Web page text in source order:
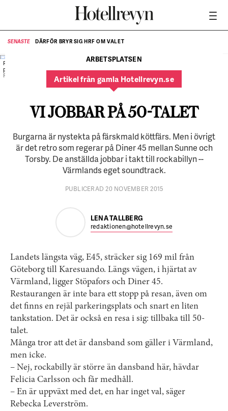
SENASTE DÄRFÖR BRYR SIG HRF OM VALET
Frida Löfgren gör sitt första arbetspass
på Diner 45.
FOTO:
ARBETSPLATSEN
Artikel från gamla Hotellrevyn.se
VI JOBBAR PÅ 50-TALET
Burgarna är nystekta på färskmald köttfärs. Men i övrigt
är det retro som regerar på Diner 45 mellan Sunne och
Torsby. De anställda jobbar i takt till rockabillyn --
Värmlands eget soundtrack.
PUBLICERAD 20 NOVEMBER 2015
LENA TALLBERG
redaktionen@hotellrevyn.se
Landets längsta väg, E45, sträcker sig 169 mil från
Göteborg till ­Karesuando. Längs vägen, i hjärtat av
Värmland, ligger Stöpafors och Diner 45.
Restaurangen är inte bara ett stopp på resan, även om
det finns en rejäl parkeringsplats och snart en liten
tankstation. Det är också en resa i sig: tillbaka till 50-
talet.
Många tror att det är dansband som gäller i Värmland,
men icke.
– Nej, rockabilly är större än dansband här, hävdar
Felicia Carlsson och får medhåll.
– En är uppväxt med det, en har inget val, säger
Rebecka Leverström.